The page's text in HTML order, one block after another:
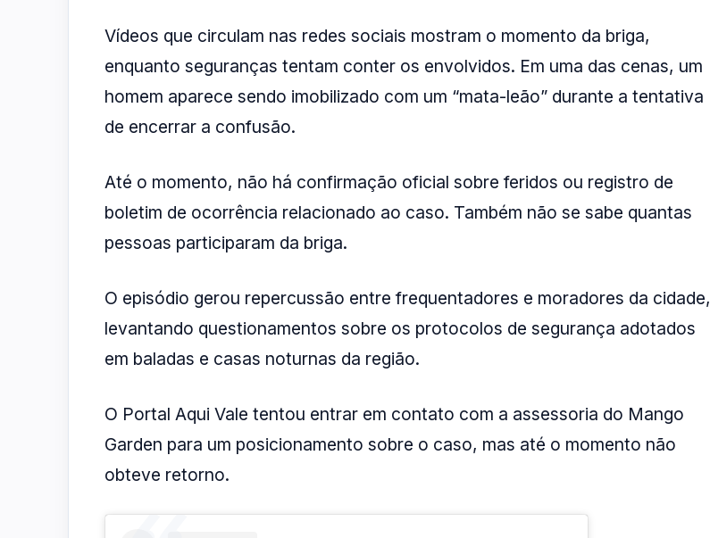
Vídeos que circulam nas redes sociais mostram o momento da briga,
enquanto seguranças tentam conter os envolvidos. Em uma das cenas, um
homem aparece sendo imobilizado com um “mata-leão” durante a tentativa
de encerrar a confusão.
Até o momento, não há confirmação oficial sobre feridos ou registro de
boletim de ocorrência relacionado ao caso. Também não se sabe quantas
pessoas participaram da briga.
O episódio gerou repercussão entre frequentadores e moradores da cidade,
levantando questionamentos sobre os protocolos de segurança adotados
em baladas e casas noturnas da região.
O Portal Aqui Vale tentou entrar em contato com a assessoria do Mango
Garden para um posicionamento sobre o caso, mas até o momento não
obteve retorno.